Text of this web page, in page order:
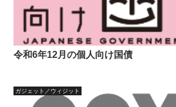
令和6年12月の個人向け国債
ガジェット／ウィジット